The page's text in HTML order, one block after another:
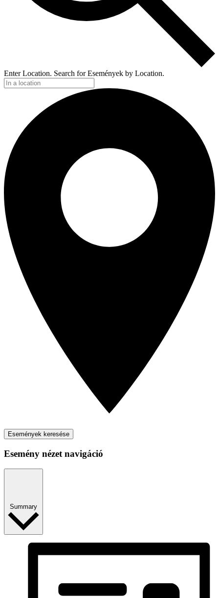
Enter Location. Search for Események by Location.
Események keresése
Esemény nézet navigáció
Summary